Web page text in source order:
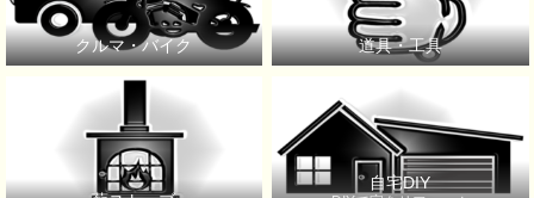
クルマ・バイク 道具・工具
自宅DIY